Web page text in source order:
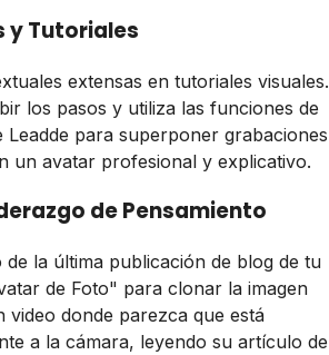
y Tutoriales
extensas en tutoriales visuales.
los pasos y utiliza las funciones de
Leadde para superponer grabaciones
un avatar profesional y explicativo.
de Pensamiento
de la última publicación de blog de tu
de Foto" para clonar la imagen
video donde parezca que está
a la cámara, leyendo su artículo de